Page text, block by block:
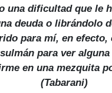
una dificultad que le
deuda o librándolo
para mí, en efecto,
para ver
en una mezquita
(Tabarani)